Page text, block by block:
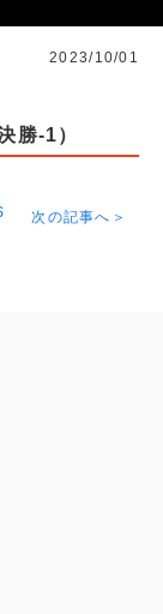
2023/10/01
勝-1）
次の記事へ＞